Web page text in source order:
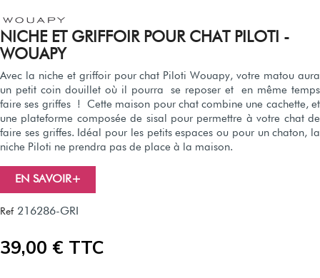
NICHE ET GRIFFOIR POUR CHAT PILOTI -
WOUAPY
Avec la niche et griffoir pour chat Piloti Wouapy, votre matou aura
un petit coin douillet où il pourra se reposer et en même temps
faire ses griffes ! Cette maison pour chat combine une cachette, et
une plateforme composée de sisal pour permettre à votre chat de
faire ses griffes. Idéal pour les petits espaces ou pour un chaton, la
niche Piloti ne prendra pas de place à la maison.
EN SAVOIR+
Ref 216286-GRI
39,00 € TTC